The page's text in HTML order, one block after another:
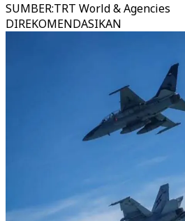
SUMBER:TRT World & Agencies
DIREKOMENDASIKAN